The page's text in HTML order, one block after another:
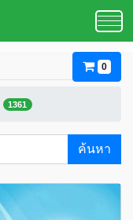
0
1361
ค้นหา